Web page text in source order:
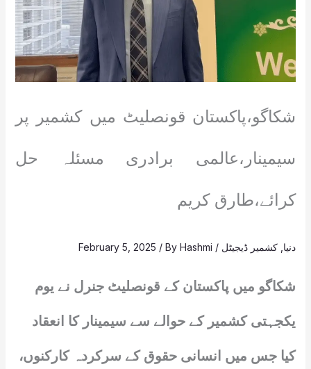
شکاگو،پاکستان قونصلیٹ میں کشمیر پر
سیمینار،عالمی برادری مسئلہ حل
کرائے،طارق کریم
دنیا کشمیر ڈیجیٹل /
February 5, 2025 / ByHashmi
شکاگو میں پاکستان کے قونصلیٹ جنرل نے یوم
یکجہتی کشمیر کے حوالے سے سیمینار کا انعقاد
کیا جس میں انسانی حقوق کے سرکردہ کارکنوں،